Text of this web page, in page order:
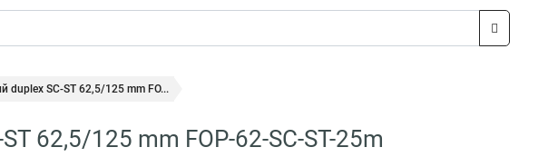
duplex SC-ST 62,5/125 mm FO...
62,5/125 mm FOP-62-SC-ST-25m